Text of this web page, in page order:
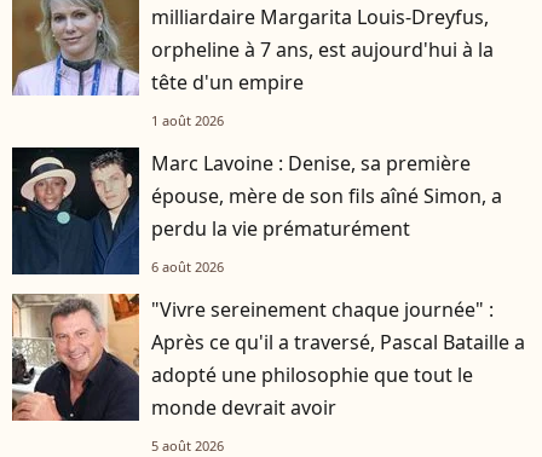
milliardaire Margarita Louis-Dreyfus,
orpheline à 7 ans, est aujourd'hui à la
tête d'un empire
1 août 2026
Marc Lavoine : Denise, sa première
épouse, mère de son fils aîné Simon, a
perdu la vie prématurément
6 août 2026
"Vivre sereinement chaque journée" :
Après ce qu'il a traversé, Pascal Bataille a
adopté une philosophie que tout le
monde devrait avoir
5 août 2026